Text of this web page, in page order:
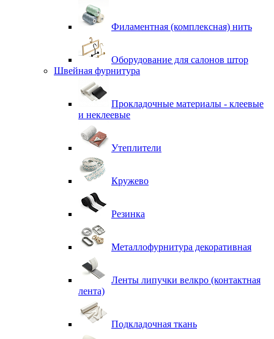
Филаментная (комплексная) нить
Оборудование для салонов штор
Швейная фурнитура
Прокладочные материалы - клеевые
и неклеевые
Утеплители
Кружево
Резинка
Металлофурнитура декоративная
Ленты липучки велкро (контактная
лента)
Подкладочная ткань